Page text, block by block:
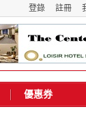
註冊
登錄
優惠券